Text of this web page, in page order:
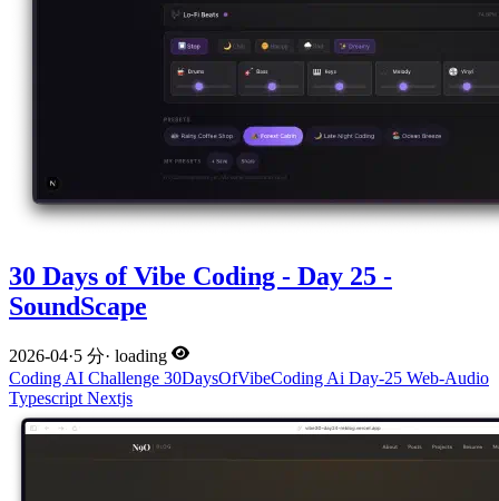
30 Days of Vibe Coding - Day 25 -
SoundScape
2026-04·5 分· loading
Coding AI Challenge 30DaysOfVibeCoding Ai Day-25 Web-Audio
Typescript Nextjs